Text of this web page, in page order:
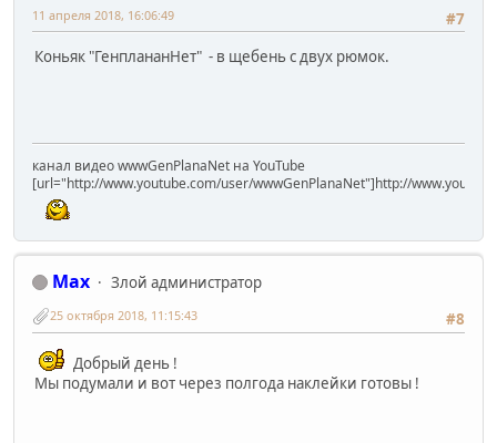
#7
11 апреля 2018, 16:06:49
Коньяк "ГенплананНет" - в щебень с двух рюмок.
канал видео wwwGenPlanaNet на YouTube
[url="http://www.youtube.com/user/wwwGenPlanaNet"]http://
Max
Злой администратор
#8
25 октября 2018, 11:15:43
Добрый день !
Мы подумали и вот через полгода наклейки готовы !